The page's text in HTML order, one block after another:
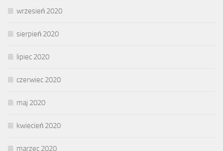
wrzesień 2020
sierpień 2020
lipiec 2020
czerwiec 2020
maj 2020
kwiecień 2020
marzec 2020